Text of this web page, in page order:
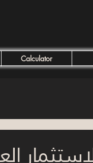
Calculator
في